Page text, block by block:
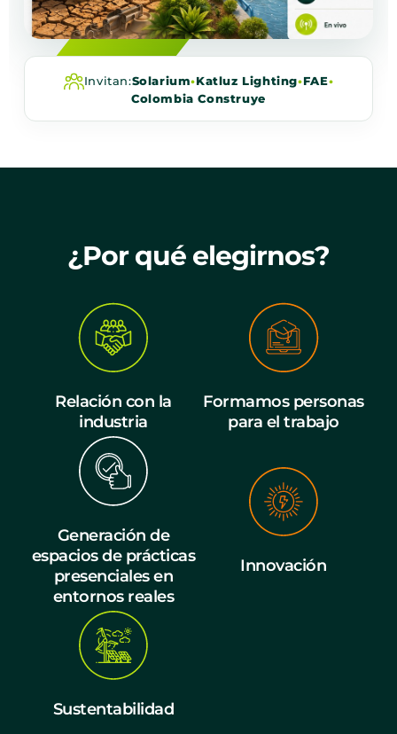
Invitan:Solarium•Katluz Lighting•FAE•
Colombia Construye
¿Por qué elegirnos?
Relación con la
industria
Formamos personas
para el trabajo
Generación de
espacios de prácticas
presenciales en
entornos reales
Innovación
Sustentabilidad